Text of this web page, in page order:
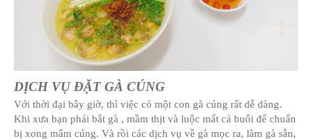
được phù phép gà tươi, những con gà lâu ngày được
gà bệnh, gà Trung Quốc,... đấy là các câu chuyện về
Do đó bạn nên thật cẩn trọng trong việc lựa chọn thịt
đình mình. Bạn nên nắm bắt các thông tin về thực
mẹo chọn gà ngon, an toàn.
Những địa chỉ bán thịt gà ta, gà cúng an toàn là lựa